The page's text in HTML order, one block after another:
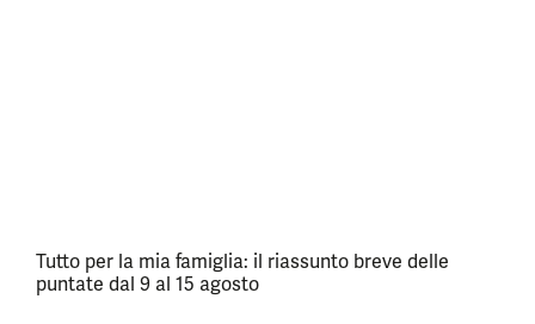
Tutto per la mia famiglia: il riassunto breve delle
puntate dal 9 al 15 agosto